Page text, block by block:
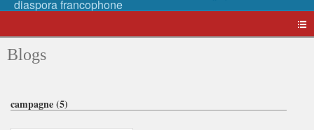
Blogs
campagne (5)